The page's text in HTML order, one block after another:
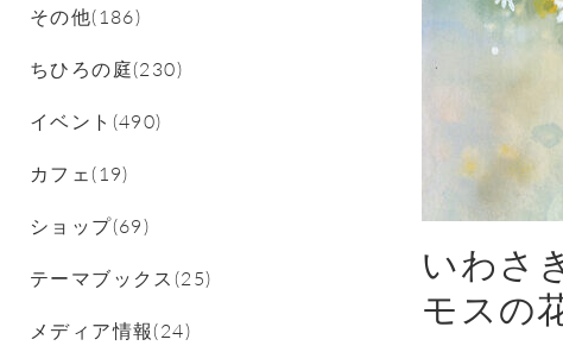
いわさ
モスの
その他(186)
ちひろの庭(230)
イベント(490)
カフェ(19)
ショップ(69)
テーマブックス(25)
メディア情報(24)